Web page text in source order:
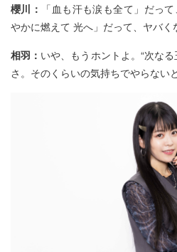
櫻川：
「血も汗も涙も全て」だっ
やかに燃えて 光へ」だって、ヤバく
相羽： いや、もうホントよ。“次な
さ。そのくらいの気持ちでやらないと